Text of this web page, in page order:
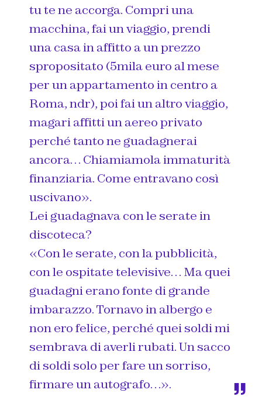
tu te ne accorga. Compri una
macchina, fai un viaggio, prendi
una casa in affitto a un prezzo
spropositato (5mila euro al mese
per un appartamento in centro a
Roma, ndr), poi fai un altro viaggio,
magari affitti un aereo privato
perché tanto ne guadagnerai
ancora… Chiamiamola immaturità
finanziaria. Come entravano così
uscivano».
Lei guadagnava con le serate in
discoteca?
«Con le serate, con la pubblicità,
con le ospitate televisive… Ma quei
guadagni erano fonte di grande
imbarazzo. Tornavo in albergo e
non ero felice, perché quei soldi mi
sembrava di averli rubati. Un sacco
di soldi solo per fare un sorriso,
firmare un autografo…».